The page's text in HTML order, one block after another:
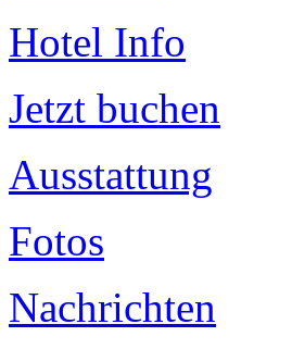
Hotel Info
Jetzt buchen
Ausstattung
Fotos
Nachrichten